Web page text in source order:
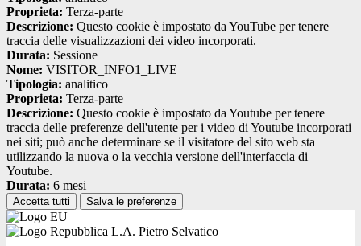
Proprieta: Terza-parte
Descrizione: Questo cookie è impostato da YouTube per tenere
traccia delle visualizzazioni dei video incorporati.
Durata: Sessione
Nome: VISITOR_INFO1_LIVE
Tipologia: analitico
Proprieta: Terza-parte
Descrizione: Questo cookie è impostato da Youtube per tenere
traccia delle preferenze dell'utente per i video di Youtube incorporati
nei siti; può anche determinare se il visitatore del sito web sta
utilizzando la nuova o la vecchia versione dell'interfaccia di
Youtube.
Durata: 6 mesi
Accetta tutti Salva le preferenze
L.A. Pietro Selvatico